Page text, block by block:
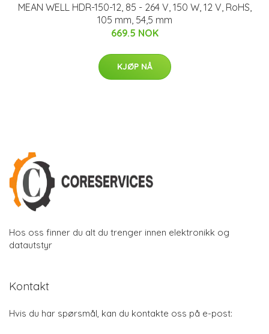
MEAN WELL HDR-150-12, 85 - 264 V, 150 W, 12 V, RoHS,
105 mm, 54,5 mm
669.5 NOK
KJØP NÅ
Hos oss finner du alt du trenger innen elektronikk og
datautstyr
Kontakt
Hvis du har spørsmål, kan du kontakte oss på e-post: